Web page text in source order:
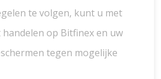
te volgen, kunt u met
op Bitfinex en uw
tegen mogelijke